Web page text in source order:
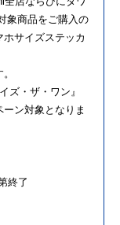
象商品をご購入の
サイズステッカ
ズ・ザ・ワン』
ン対象となりま
終了